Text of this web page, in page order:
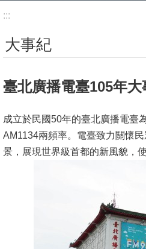
:::
大事紀
臺北廣播電臺105年大
成立於民國50年的臺北廣播電臺
AM1134兩頻率。電臺致力關懷
景，展現世界級首都的新風貌，